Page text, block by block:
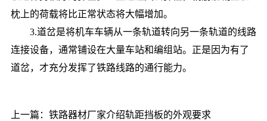
枕上的荷载将比正常状态将大幅增加。
3.道岔是将机车车辆从一条轨道转向另一条轨道的线路
连接设备，通常铺设在大量车站和编组站。正是因为有了
道岔，才充分发挥了铁路线路的通行能力。
上一篇： 铁路器材厂家介绍轨距挡板的外观要求